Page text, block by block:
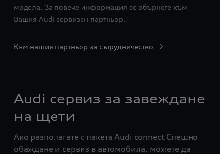
модела. За повече информация се обърнете към
Вашия Audi сервизен партньор.
Към нашия партньор за сътрудничество
Audi сервиз за завеждане
на щети
Ако разполагате с пакета Audi connect Спешно
обаждане и сервиз в автомобила, можете да